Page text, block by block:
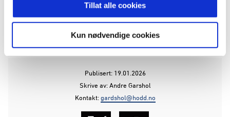
Tillat alle cookies
Kun nødvendige cookies
ANNONSE FRA OBOS-LIGAEN:
Publisert: 19.01.2026
Skrive av: Andre Garshol
Kontakt:gardshol@hodd.no